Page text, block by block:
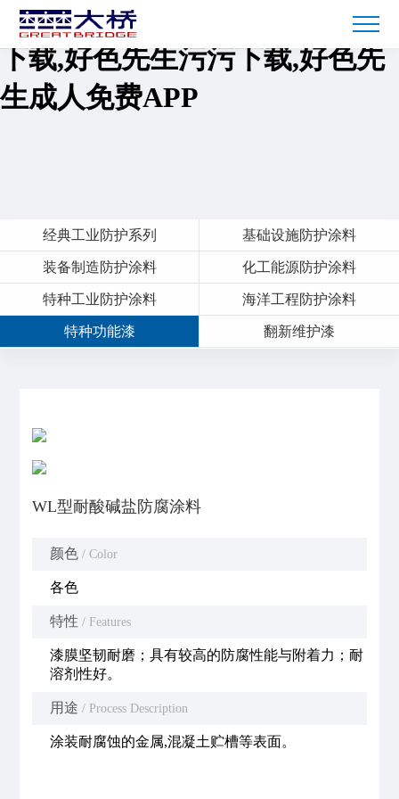
好色软件视频黄色,好色先生91
下载,好色先生污污下载,好色先
生成人免费APP
经典工业防护系列 基础设施防护涂料
装备制造防护涂料 化工能源防护涂料
特种工业防护涂料 海洋工程防护涂料
特种功能漆 翻新维护漆
WL型耐酸碱盐防腐涂料
颜色 / Color
各色
特性 / Features
漆膜坚韧耐磨；具有较高的防腐性能与附着力；耐
溶剂性好。
用途 / Process Description
涂装耐腐蚀的金属,混凝土贮槽等表面。